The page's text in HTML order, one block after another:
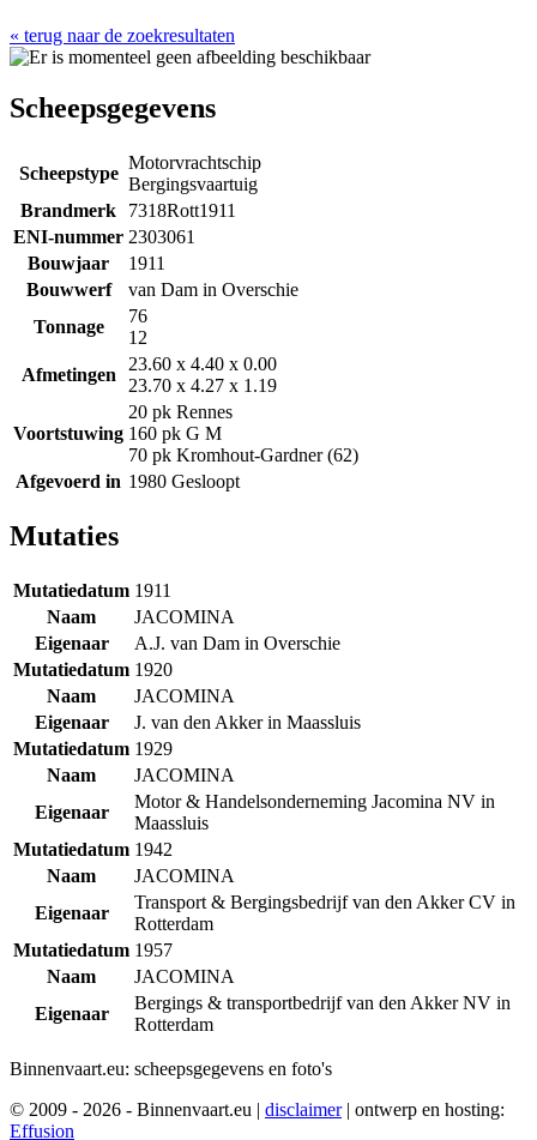
« terug naar de zoekresultaten
Scheepsgegevens
Scheepstype
Motorvrachtschip
Bergingsvaartuig
Brandmerk
7318Rott1911
ENI-nummer 2303061
Bouwjaar
1911
Bouwwerf
van Dam in Overschie
Tonnage
76
12
Afmetingen
23.60 x 4.40 x 0.00
23.70 x 4.27 x 1.19
Voortstuwing
20 pk Rennes
160 pk G M
70 pk Kromhout-Gardner (62)
Afgevoerd in 1980 Gesloopt
Mutaties
Mutatiedatum 1911
Naam
JACOMINA
Eigenaar
A.J. van Dam in Overschie
Mutatiedatum 1920
Naam
JACOMINA
Eigenaar
J. van den Akker in Maassluis
Mutatiedatum 1929
Naam
JACOMINA
Eigenaar
Motor & Handelsonderneming Jacomina NV in
Maassluis
Mutatiedatum 1942
Naam
JACOMINA
Eigenaar
Transport & Bergingsbedrijf van den Akker CV in
Rotterdam
Mutatiedatum 1957
Naam
JACOMINA
Eigenaar
Bergings & transportbedrijf van den Akker NV in
Rotterdam
Binnenvaart.eu: scheepsgegevens en foto's
© 2009 - 2026 - Binnenvaart.eu | disclaimer | ontwerp en hosting:
Effusion